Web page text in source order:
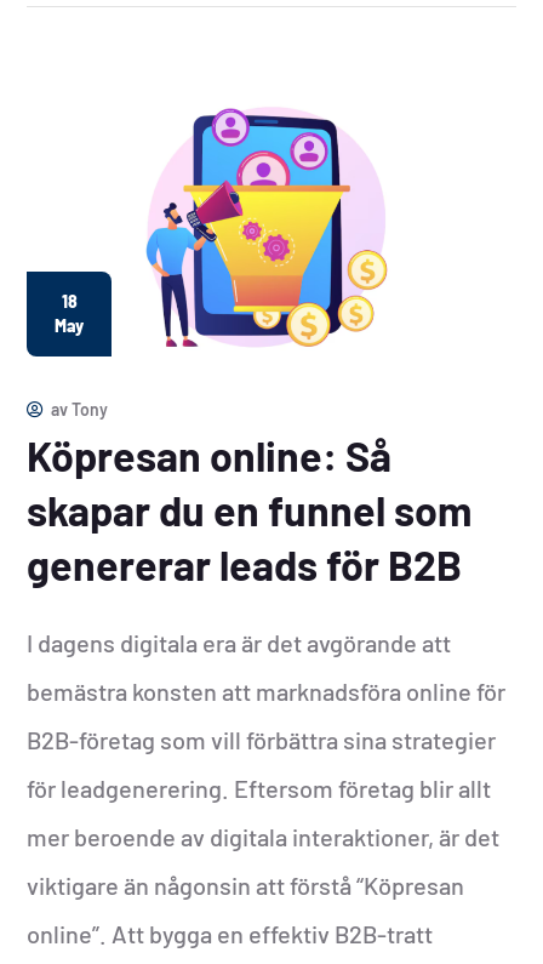
18
May
avTony
Köpresan online: Så
skapar du en funnel som
genererar leads för B2B
I dagens digitala era är det avgörande att
bemästra konsten att marknadsföra online för
B2B-företag som vill förbättra sina strategier
för leadgenerering. Eftersom företag blir allt
mer beroende av digitala interaktioner, är det
viktigare än någonsin att förstå “Köpresan
online”. Att bygga en effektiv B2B-tratt